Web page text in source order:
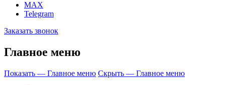
MAX
Telegram
Заказать звонок
Главное меню
Показать — Главное меню Скрыть — Главное меню